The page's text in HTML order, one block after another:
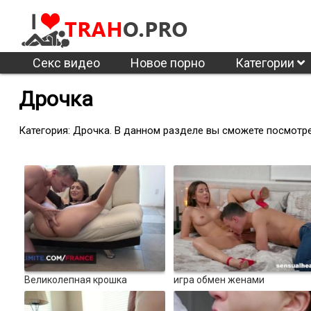
Секс видео Новое порно Категории
Дрочка
Категория: Дрочка. В данном разделе вы сможете
Великолепная крошка
действительно извращенная
10:00
игра обмен женами
100%
5438 6068
100% 50%